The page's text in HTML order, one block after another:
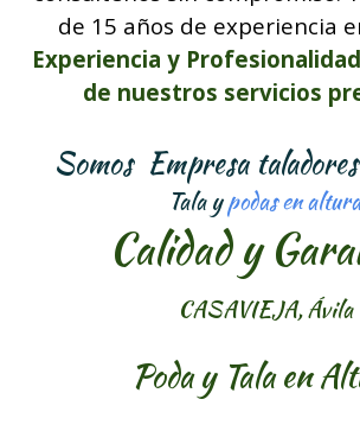
de 15 años de experiencia
Experiencia y
de nuestros servicios
Somos Empresa
Tala ypodas en altura
Calidad y
CASAVIEJA, Ávila
Poda y Tala en